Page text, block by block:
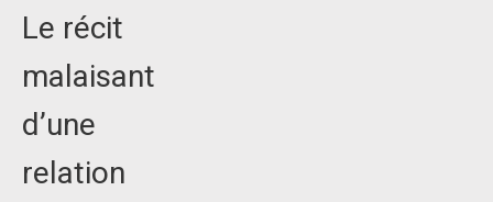
Le récit
malaisant
d’une
relation